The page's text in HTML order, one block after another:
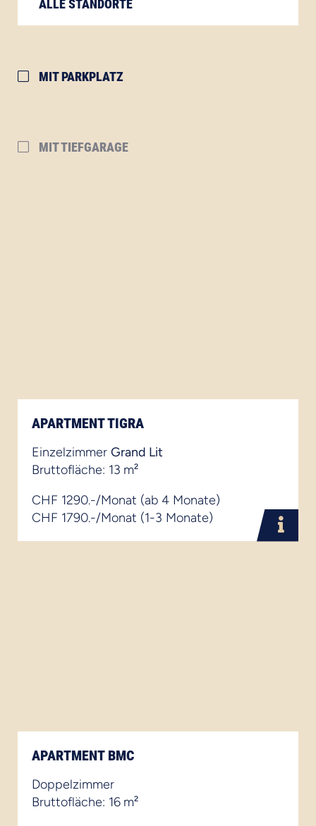
ALLE STANDORTE
MIT PARKPLATZ
MIT TIEFGARAGE
APARTMENT TIGRA
Einzelzimmer Grand Lit
Bruttofläche: 13 m²
CHF 1290.-/Monat (ab 4 Monate)
CHF 1790.-/Monat (1-3 Monate)
APARTMENT BMC
Doppelzimmer
Bruttofläche: 16 m²